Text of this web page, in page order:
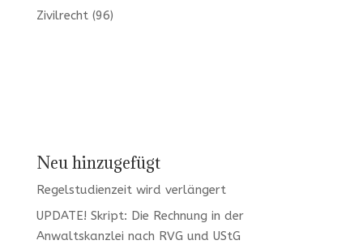
Zivilrecht(96)
Neu hinzugefügt
Regelstudienzeit wird verlängert
UPDATE! Skript: Die Rechnung in der
Anwaltskanzlei nach RVG und UStG